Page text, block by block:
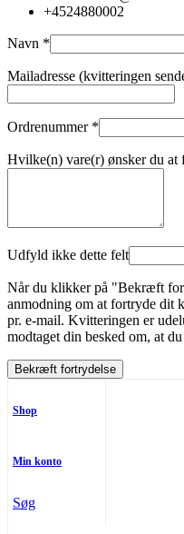
+4524880002
Navn *
Mailadresse (kvitteringen
Ordrenummer *
Hvilke(n) vare(r) ønsker du
Udfyld ikke dette felt
Når du klikker på "Bekræft
anmodning om at fortryde dit
pr. e-mail. Kvitteringen er
modtaget din besked om, at
Bekræft fortrydelse
Shop
Min konto
Søg